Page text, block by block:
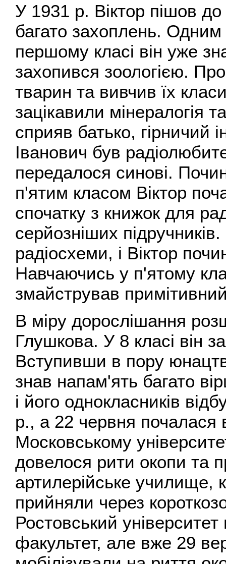
У 1931 р. Віктор пішов
багато захоплень.
першому класі він уже
захопився зоологією.
тварин та вивчив їх
зацікавили мінералогія
сприяв батько, гірничий
Іванович був
передалося синові.
п'ятим класом Віктор
спочатку з книжок для
серйозніших
радіосхеми, і Віктор
Навчаючись у п'ятому
змайстрував
В міру дорослішання
Глушкова. У 8 класі він
Вступивши в пору
знав напам'ять багато
і його однокласників
p., a 22 червня почалася
Московському
довелося рити окопи та
артилерійське училище,
прийняли через
Ростовський
факультет, але вже 29